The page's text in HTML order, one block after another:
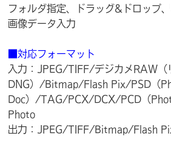
フォルダ指定、ドラッグ&ドロップ
画像データ入力
■対応フォーマット
入力：JPEG/TIFF/デジカメRAW（
DNG）/Bitmap/Flash Pix/PSD（
Doc）/TAG/PCX/DCX/PCD（
Photo
出力：JPEG/TIFF/Bitmap/Flash